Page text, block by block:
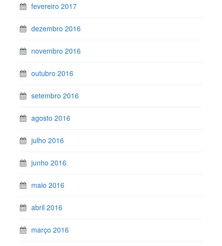
fevereiro 2017
dezembro 2016
novembro 2016
outubro 2016
setembro 2016
agosto 2016
julho 2016
junho 2016
maio 2016
abril 2016
março 2016